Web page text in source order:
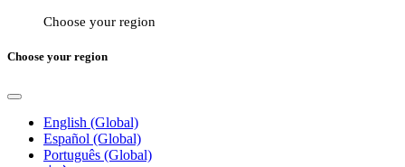
Choose your region
Choose your region
English (Global)
Español (Global)
Português (Global)